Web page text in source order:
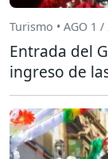
Turismo • AGO 1 /
Entrada del
ingreso de